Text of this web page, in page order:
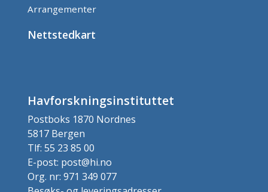
Arrangementer
Nettstedkart
Havforskningsinstituttet
Postboks 1870 Nordnes
5817 Bergen
Tlf: 55 23 85 00
E-post: post@hi.no
Org. nr: 971 349 077